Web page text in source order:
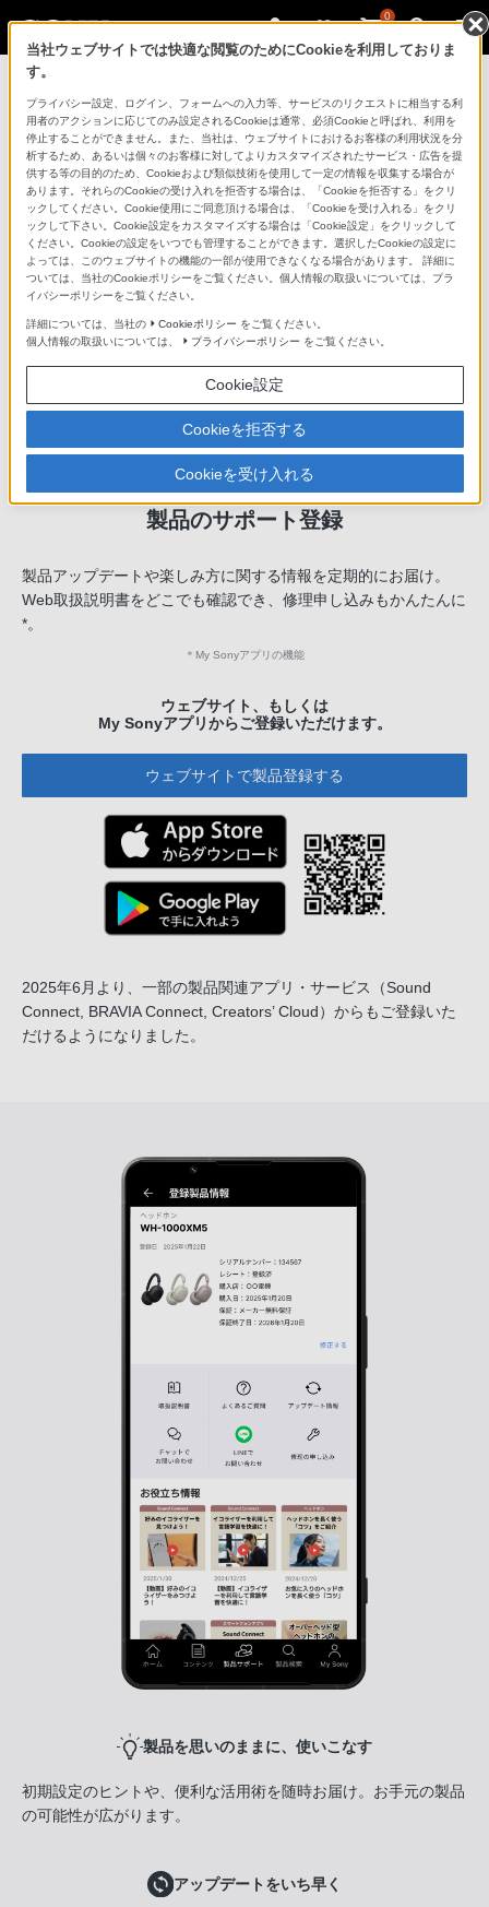
0
「できたらいいな」も
「安心」も
製品のサポート登録
製品アップデートや楽しみ方に関する情報を定期的にお届け。
Web取扱説明書をどこでも確認でき、修理申し込みもかんたんに
*。
＊ My Sonyアプリの機能
ウェブサイト、もしくは
My Sonyアプリからご登録いただけます。
ウェブサイトで製品登録する
2025年6月より、一部の製品関連アプリ・サービス
（Sound
Connect, BRAVIA Connect, Creators’ Cloud）からもご登録いた
だけるようになりました。
製品を思いのままに、使いこなす
初期設定のヒントや、便利な活用術を随時お届け。お手元の製品
の可能性が広がります。
アップデートをいち早く
当社ウェブサイトでは快適な閲覧のためにCookieを利用しておりま
す。
プライバシー設定、ログイン、フォームへの入力等、サービスのリクエストに相当する利
用者のアクションに応じてのみ設定されるCookieは通常、必須Cookieと呼ばれ、利用を
停止することができません。また、当社は、ウェブサイトにおけるお客様の利用状況を分
析するため、あるいは個々のお客様に対してよりカスタマイズされたサービス・広告を提
供する等の目的のため、Cookieおよび類似技術を使用して一定の情報を収集する場合が
あります。それらのCookieの受け入れを拒否する場合は、「Cookieを拒否する」をクリ
ックしてください。Cookie使用にご同意頂ける場合は、「Cookieを受け入れる」をクリ
ックして下さい。Cookie設定をカスタマイズする場合は「Cookie設定」をクリックして
ください。Cookieの設定をいつでも管理することができます。選択したCookieの設定に
よっては、このウェブサイトの機能の一部が使用できなくなる場合があります。 詳細に
ついては、当社のCookieポリシーをご覧ください。個人情報の取扱いについては、プラ
イバシーポリシーをご覧ください。
詳細については、当社の Cookieポリシー をご覧ください。
個人情報の取扱いについては、
プライバシーポリシー をご覧ください。
Cookie設定
Cookieを拒否する
Cookieを受け入れる